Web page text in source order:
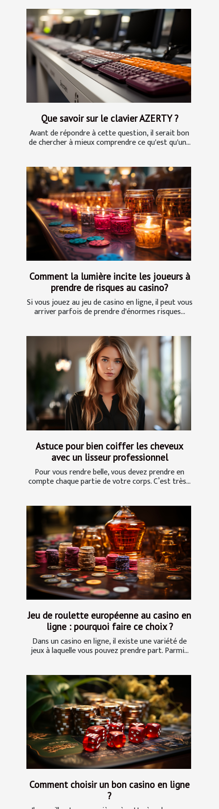
Que savoir sur le clavier AZERTY ?
Avant de répondre à cette question, il serait bon
de chercher à mieux comprendre ce qu'est qu'un...
Comment la lumière incite les joueurs à
prendre de risques au casino?
Si vous jouez au jeu de casino en ligne, il peut vous
arriver parfois de prendre d'énormes risques...
Astuce pour bien coiffer les cheveux
avec un lisseur professionnel
Pour vous rendre belle, vous devez prendre en
compte chaque partie de votre corps. C’est très...
Jeu de roulette européenne au casino en
ligne : pourquoi faire ce choix ?
Dans un casino en ligne, il existe une variété de
jeux à laquelle vous pouvez prendre part. Parmi...
Comment choisir un bon casino en ligne
?